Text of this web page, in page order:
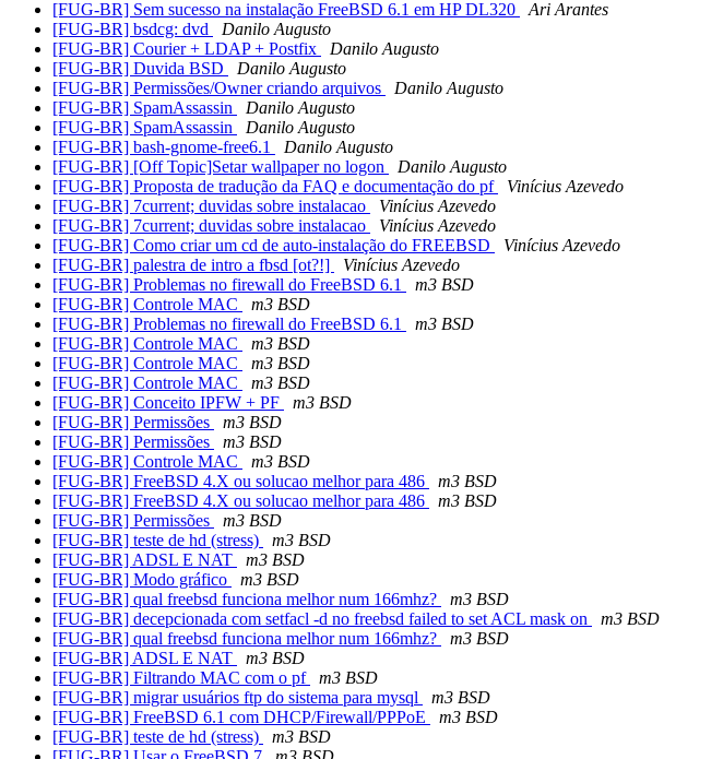
[FUG-BR] Sem sucesso na instalação FreeBSD 6.1 em HP DL320
Ari Arantes
[FUG-BR] bsdcg: dvd
Danilo Augusto
[FUG-BR] Courier + LDAP + Postfix
Danilo Augusto
[FUG-BR] Duvida BSD
Danilo Augusto
[FUG-BR] Permissões/Owner criando arquivos
Danilo Augusto
[FUG-BR] SpamAssassin
Danilo Augusto
[FUG-BR] SpamAssassin
Danilo Augusto
[FUG-BR] bash-gnome-free6.1
Danilo Augusto
[FUG-BR] [Off Topic]Setar wallpaper no logon
Danilo Augusto
[FUG-BR] Proposta de tradução da FAQ e documentação do pf
Vinícius Azevedo
[FUG-BR] 7current; duvidas sobre instalacao
Vinícius Azevedo
[FUG-BR] 7current; duvidas sobre instalacao
Vinícius Azevedo
[FUG-BR] Como criar um cd de auto-instalação do FREEBSD
Vinícius Azevedo
[FUG-BR] palestra de intro a fbsd [ot?!]
Vinícius Azevedo
[FUG-BR] Problemas no firewall do FreeBSD 6.1
m3 BSD
[FUG-BR] Controle MAC
m3 BSD
[FUG-BR] Problemas no firewall do FreeBSD 6.1
m3 BSD
[FUG-BR] Controle MAC
m3 BSD
[FUG-BR] Controle MAC
m3 BSD
[FUG-BR] Controle MAC
m3 BSD
[FUG-BR] Conceito IPFW + PF
m3 BSD
[FUG-BR] Permissões
m3 BSD
[FUG-BR] Permissões
m3 BSD
[FUG-BR] Controle MAC
m3 BSD
[FUG-BR] FreeBSD 4.X ou solucao melhor para 486
m3 BSD
[FUG-BR] FreeBSD 4.X ou solucao melhor para 486
m3 BSD
[FUG-BR] Permissões
m3 BSD
[FUG-BR] teste de hd (stress)
m3 BSD
[FUG-BR] ADSL E NAT
m3 BSD
[FUG-BR] Modo gráfico
m3 BSD
[FUG-BR] qual freebsd funciona melhor num 166mhz?
m3 BSD
[FUG-BR] decepcionada com setfacl -d no freebsd failed to set ACL mask on
m3 BSD
[FUG-BR] qual freebsd funciona melhor num 166mhz?
m3 BSD
[FUG-BR] ADSL E NAT
m3 BSD
[FUG-BR] Filtrando MAC com o pf
m3 BSD
[FUG-BR] migrar usuários ftp do sistema para mysql
m3 BSD
[FUG-BR] FreeBSD 6.1 com DHCP/Firewall/PPPoE
m3 BSD
[FUG-BR] teste de hd (stress)
m3 BSD